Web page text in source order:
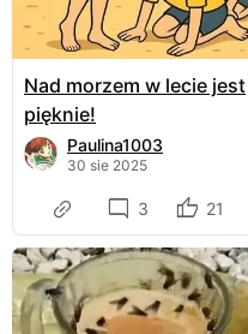
Nad morzem w lecie jest
pięknie!
Paulina1003
30 sie 2025
3 21